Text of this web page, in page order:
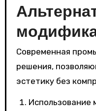
Современная
решения,
эстетику без
Использование